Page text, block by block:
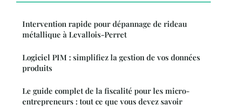
Intervention rapide pour dépannage de rideau
métallique à Levallois-Perret
Logiciel PIM : simplifiez la gestion de vos données
produits
Le guide complet de la fiscalité pour les micro-
entrepreneurs : tout ce que vous devez savoir